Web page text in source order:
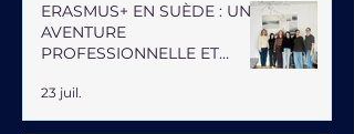
ERASMUS+ EN SUÈDE : UNE
AVENTURE
PROFESSIONNELLE ET
23 juil.